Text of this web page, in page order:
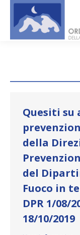
Quesiti su
della
del
Fuoco in
DPR 1/08/
18/10/2019